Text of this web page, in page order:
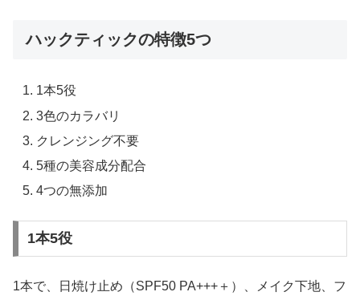
ハックティックの特徴5つ
1本5役
3色のカラバリ
クレンジング不要
5種の美容成分配合
4つの無添加
1本5役
1本で、日焼け止め（SPF50 PA+++＋）、メイク下地、フ